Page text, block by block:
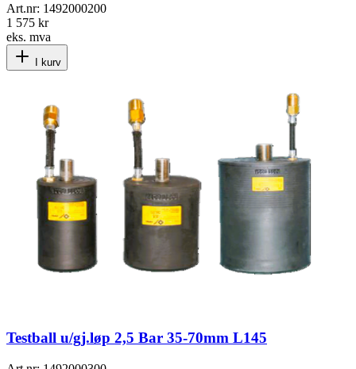
Art.nr: 1492000200
1 575 kr
eks. mva
I kurv
Testball u/gj.løp 2,5 Bar 35-70mm L145